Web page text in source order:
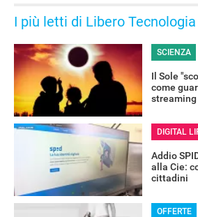
I più letti di Libero Tecnologia
SCIENZA
Il Sole
come
DIGITAL
Addio
alla Cie:
cittadini
OFFERTE